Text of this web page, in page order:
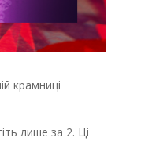
крамниці
лише за 2. Ці